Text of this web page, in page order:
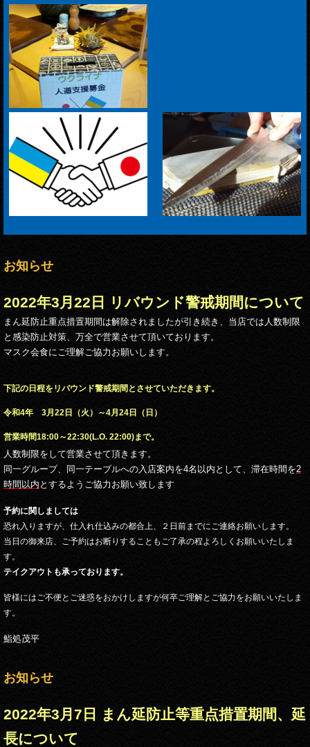
お知らせ
2022年3月22日 リバウンド警戒期間について
まん延防止重点措置期間は解除されましたが引き続き、当店では人数制限
と感染防止対策、万全で営業させて頂いております。
マスク会食にご理解ご協力お願いします。
下記の日程をリバウンド警戒期間とさせていただきます。
令和4年 3月22日（火）～4月24日（日）
営業時間18:00～22:30(L.O. 22:00)まで。
人数制限をして営業させて頂きます。
同一グループ、同一テーブルへの入店案内を4名以内として、滞在時間を2
時間以内 とするようご協力お願い致します
予約に関しましては
恐れ入りますが、仕入れ仕込みの都合上、２日前までにご連絡お願いします。
当日の御来店、ご予約はお断りすることもご了承の程よろしくお願いいたしま
す。
テイクアウトも承っております。
皆様にはご不便とご迷惑をおかけしますが何卒ご理解とご協力をお願いいたしま
す。
鮨処茂平
お知らせ
2022年3月7日 まん延防止等重点措置期間、延
長について